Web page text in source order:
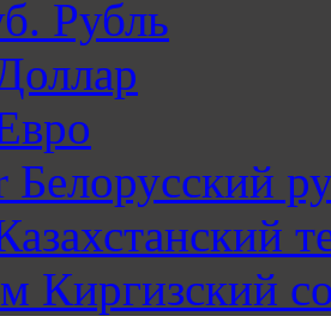
Рубль
Белорусский
Киргизский